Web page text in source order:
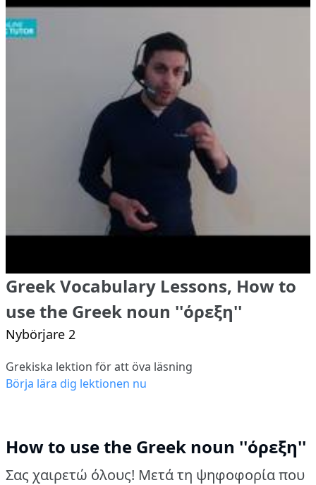
Greek Vocabulary Lessons, How to
use the Greek noun ''όρεξη''
Nybörjare 2
Grekiska lektion för att öva läsning
Börja lära dig lektionen nu
How to use the Greek noun ''όρεξη''
Σας χαιρετώ όλους! Μετά τη ψηφοφορία που